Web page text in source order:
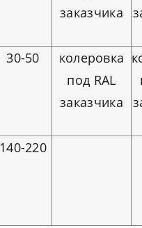
заказчика
30-50
колеровка
под RAL
заказчика
140-220